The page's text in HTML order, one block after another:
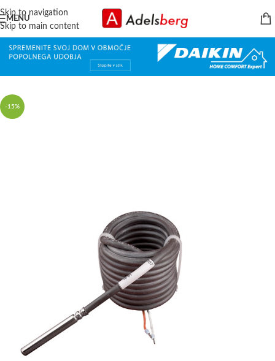
Skip to navigation
Skip to main content
MENU
-15%